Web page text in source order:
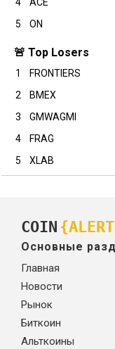
5
ON
🚨 Top Losers
1 FRONTIERS
2
BMEX
3
GMWAGMI
4
FRAG
5
XLAB
COIN
Основные
Главная
Новости
Рынок
Биткоин
Альткоины